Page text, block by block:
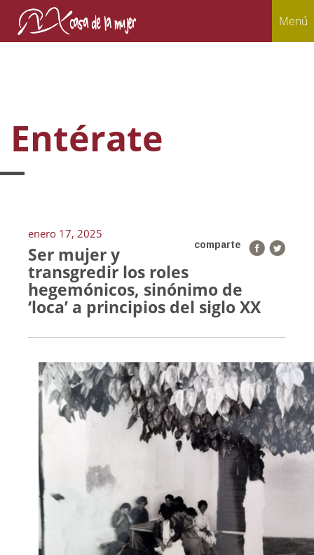
Menú
Entérate
enero 17, 2025
comparte
Ser mujer y
transgredir los roles
hegemónicos, sinónimo de
‘loca’ a principios del siglo XX